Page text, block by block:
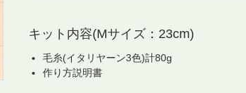
キット内容(Mサイズ：23cm)
毛糸(イタリヤーン3色)計80g
作り方説明書